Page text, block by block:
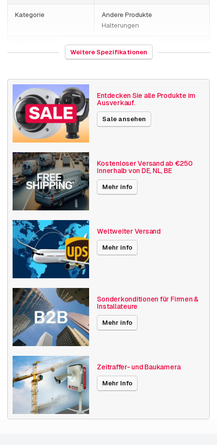
Kategorie
Andere Produkte
Halterungen
761699
Gewicht
Größe (lxbxh)
Kamerabefestigungen Hängemontagekits
Veröffentlichungsdatum
Weitere Spezifikationen
Entdecken Sie alle Produkte im
Ausverkauf.
Sale ansehen
Kostenloser Versand ab €250
innerhalb von DE, NL, BE
Mehr info
Weltweiter Versand
Mehr info
Sonderkonditionen für Firmen &
Installateure
Mehr info
Zeitraffer- und Baukamera
Mehr Info